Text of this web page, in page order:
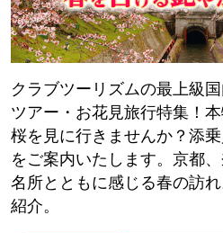
クラブツーリズムの最上級
ツアー・お花見旅行特集！
桜を見に行きませんか？添
をご案内いたします。京都
名所とともに感じる春の訪
紹介。